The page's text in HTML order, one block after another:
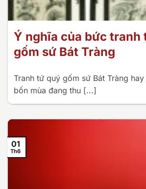
Ý nghĩa của bức tranh
gốm sứ Bát Tràng
Tranh tứ quý gốm sứ Bát Tràng
bốn mùa đang thu [...]
01
Th6